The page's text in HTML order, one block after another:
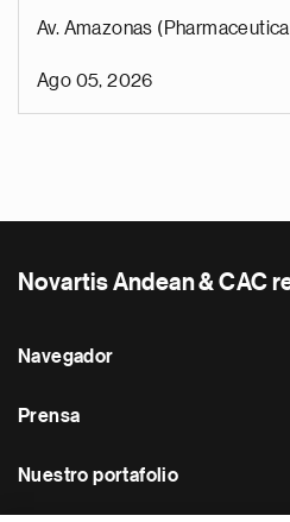
Av. Amazonas
Ago 05, 2026
Novartis Andean & CAC
Navegador
Prensa
Nuestro portafolio